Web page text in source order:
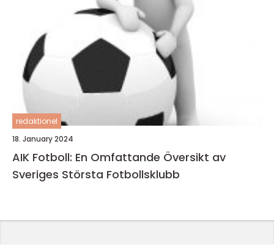
redaktionel
18. January 2024
AIK Fotboll: En Omfattande Översikt av
Sveriges Största Fotbollsklubb